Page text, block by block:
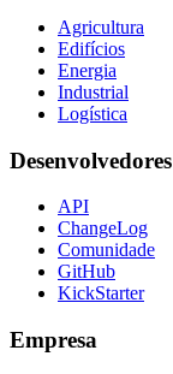
Agricultura
Edifícios
Energia
Industrial
Logística
Desenvolvedores
API
ChangeLog
Comunidade
GitHub
KickStarter
Empresa